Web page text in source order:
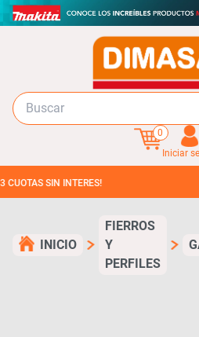
0
Iniciar
SIN INTERES!
INICIO
FIERROS
Y
PERFILES